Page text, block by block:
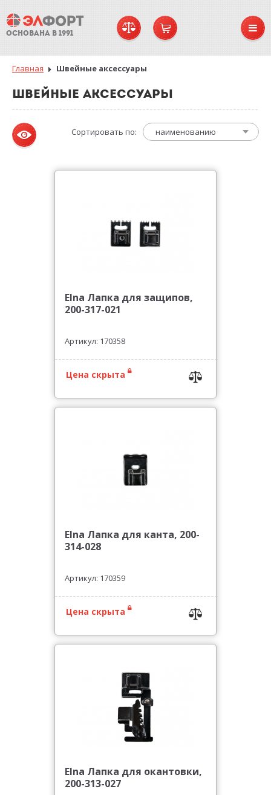
ОСНОВАНА В 1991
Главная Швейные аксессуары
ШВЕЙНЫЕ АКСЕССУАРЫ
Сортировать по: наименованию
Elna Лапка для защипов,
200-317-021
Артикул: 170358
Цена скрыта
Elna Лапка для канта, 200-
314-028
Артикул: 170359
Цена скрыта
Elna Лапка для окантовки,
200-313-027